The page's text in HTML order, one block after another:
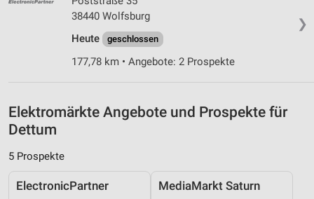
❯
38440 Wolfsburg
Heute
geschlossen
177,78 km • Angebote: 2 Prospekte
Elektromärkte Angebote und Prospekte für
Dettum
5 Prospekte
ElectronicPartner MediaMarkt Saturn
Verwendung von Profilen zur Auswahl
personalisierter Inhalte
Messung der Werbeleistung
Analyse von Zielgruppen durch Statistiken oder
Kombinationen von Daten aus verschiedenen